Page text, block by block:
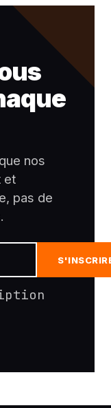
nos
et
pas de